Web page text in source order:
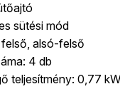
sütési mód
alsó-felső
4 db
teljesítmény: 0,77